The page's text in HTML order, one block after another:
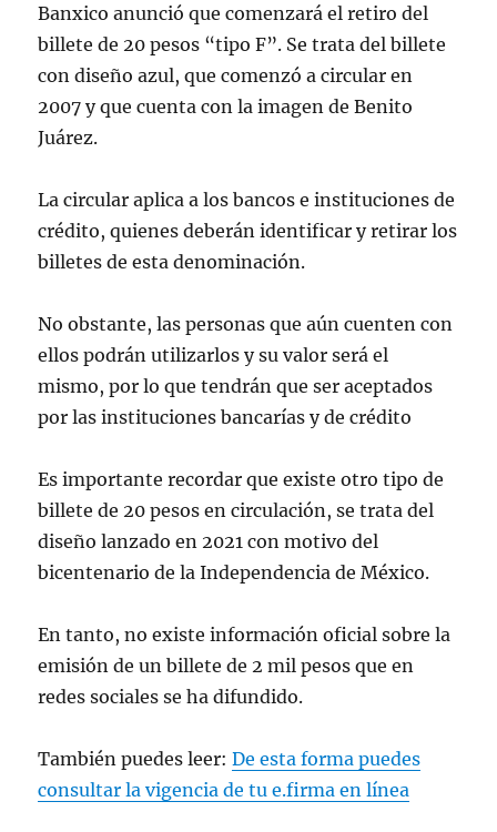
Banxico anunció que comenzará el retiro del
billete de 20 pesos “tipo F”. Se trata del billete
con diseño azul, que comenzó a circular en
2007 y que cuenta con la imagen de Benito
Juárez.
La circular aplica a los bancos e instituciones de
crédito, quienes deberán identificar y retirar los
billetes de esta denominación.
No obstante, las personas que aún cuenten con
ellos podrán utilizarlos y su valor será el
mismo, por lo que tendrán que ser aceptados
por las instituciones bancarías y de crédito
Es importante recordar que existe otro tipo de
billete de 20 pesos en circulación, se trata del
diseño lanzado en 2021 con motivo del
bicentenario de la Independencia de México.
En tanto, no existe información oficial sobre la
emisión de un billete de 2 mil pesos que en
redes sociales se ha difundido.
También puedes leer:De esta forma puedes
consultar la vigencia de tu e.firma en línea